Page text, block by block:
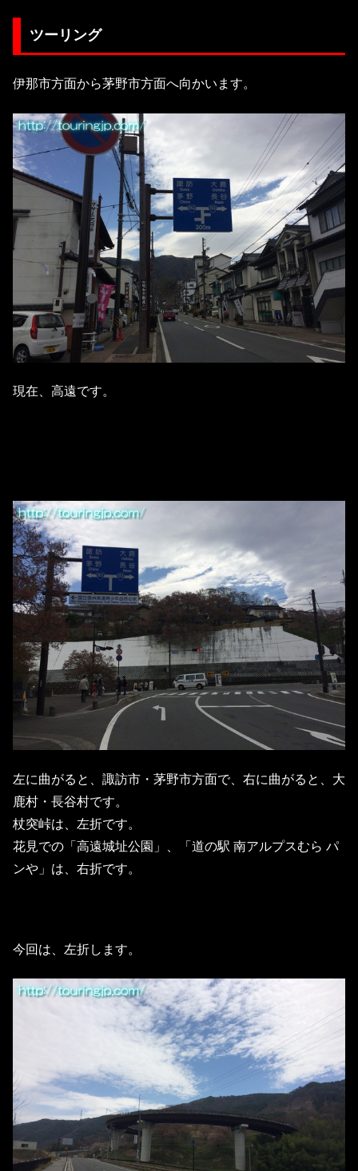
ツーリング
伊那市方面から茅野市方面へ向かいます。
現在、高遠です。
左に曲がると、諏訪市・茅野市方面で、右に曲がると、大
鹿村・長谷村です。
杖突峠は、左折です。
花見での「高遠城址公園」、「道の駅 南アルプスむら パ
ンや」は、右折です。
今回は、左折します。